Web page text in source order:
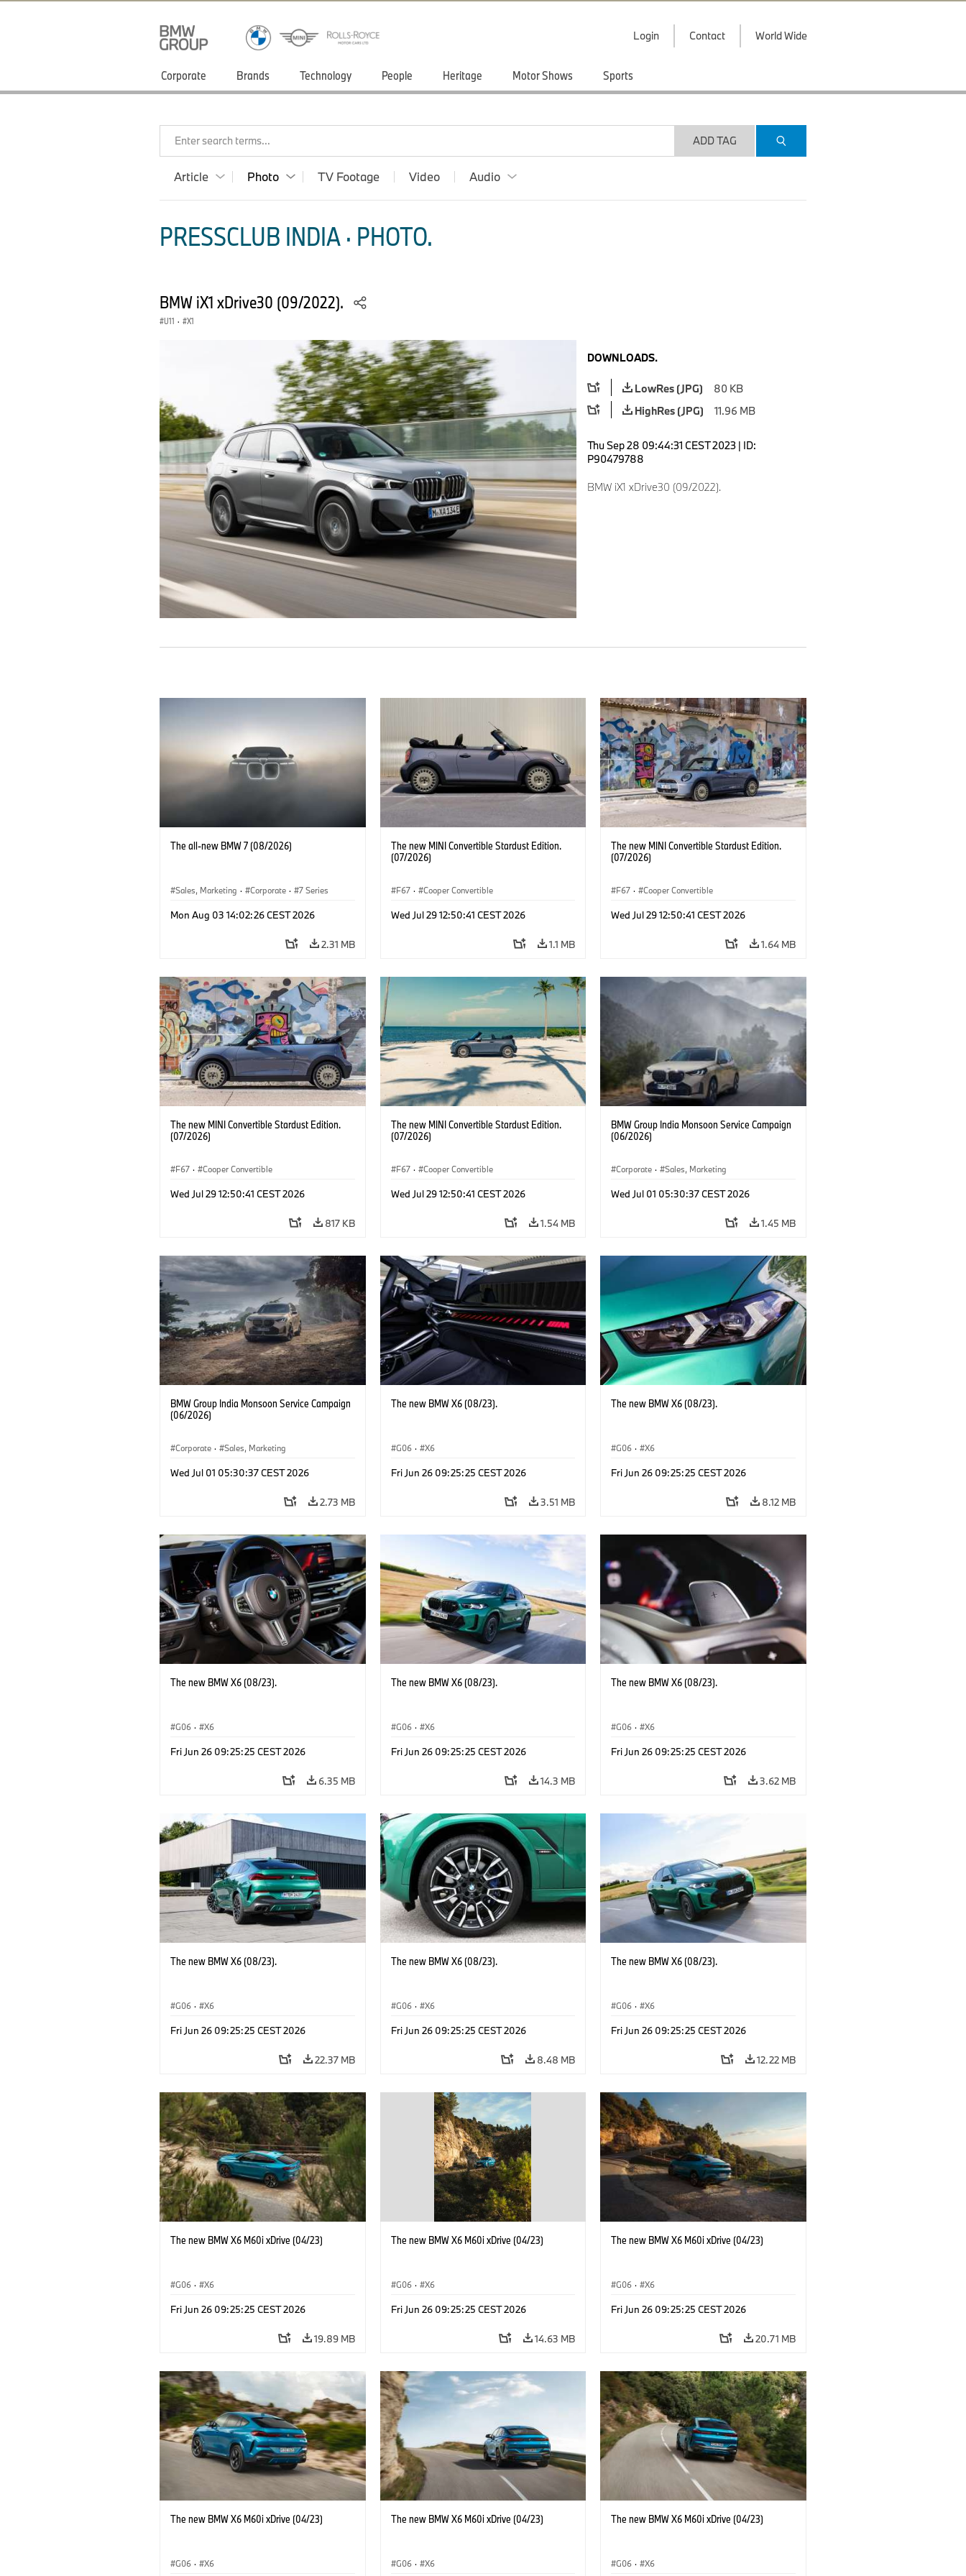
Login Contact World Wide
Corporate Brands Technology People Heritage Motor Shows Sports
Enter search terms... ADD TAG
Article Photo TV Footage Video Audio
PRESSCLUB INDIA · PHOTO.
BMW iX1 xDrive30 (09/2022).
U11 · X1
DOWNLOADS.
LowRes (JPG)
80 KB
HighRes (JPG)
11.96 MB
Thu Sep 28 09:44:31 CEST 2023 | ID:
P90479788
BMW iX1 xDrive30 (09/2022).
The all-new BMW 7 (08/2026)
Sales, Marketing · Corporate · 7 Series
Mon Aug 03 14:02:26 CEST 2026
2.31 MB
The new MINI Convertible Stardust Edition.
(07/2026)
F67 · Cooper Convertible
Wed Jul 29 12:50:41 CEST 2026
1.1 MB
The new MINI Convertible Stardust Edition.
(07/2026)
F67 · Cooper Convertible
Wed Jul 29 12:50:41 CEST 2026
1.64 MB
The new MINI Convertible Stardust Edition.
(07/2026)
F67 · Cooper Convertible
Wed Jul 29 12:50:41 CEST 2026
817 KB
The new MINI Convertible Stardust Edition.
(07/2026)
F67 · Cooper Convertible
Wed Jul 29 12:50:41 CEST 2026
1.54 MB
BMW Group India Monsoon Service Campaign
(06/2026)
Corporate · Sales, Marketing
Wed Jul 01 05:30:37 CEST 2026
1.45 MB
BMW Group India Monsoon Service Campaign
(06/2026)
Corporate · Sales, Marketing
Wed Jul 01 05:30:37 CEST 2026
2.73 MB
The new BMW X6 (08/23).
G06 · X6
Fri Jun 26 09:25:25 CEST 2026
3.51 MB
The new BMW X6 (08/23).
G06 · X6
Fri Jun 26 09:25:25 CEST 2026
8.12 MB
The new BMW X6 (08/23).
G06 · X6
Fri Jun 26 09:25:25 CEST 2026
6.35 MB
The new BMW X6 (08/23).
G06 · X6
Fri Jun 26 09:25:25 CEST 2026
14.3 MB
The new BMW X6 (08/23).
G06 · X6
Fri Jun 26 09:25:25 CEST 2026
3.62 MB
The new BMW X6 (08/23).
G06 · X6
Fri Jun 26 09:25:25 CEST 2026
22.37 MB
The new BMW X6 (08/23).
G06 · X6
Fri Jun 26 09:25:25 CEST 2026
8.48 MB
The new BMW X6 (08/23).
G06 · X6
Fri Jun 26 09:25:25 CEST 2026
12.22 MB
The new BMW X6 M60i xDrive (04/23)
G06 · X6
Fri Jun 26 09:25:25 CEST 2026
19.89 MB
The new BMW X6 M60i xDrive (04/23)
G06 · X6
Fri Jun 26 09:25:25 CEST 2026
14.63 MB
The new BMW X6 M60i xDrive (04/23)
G06 · X6
Fri Jun 26 09:25:25 CEST 2026
20.71 MB
The new BMW X6 M60i xDrive (04/23)
G06 · X6
The new BMW X6 M60i xDrive (04/23)
G06 · X6
The new BMW X6 M60i xDrive (04/23)
G06 · X6